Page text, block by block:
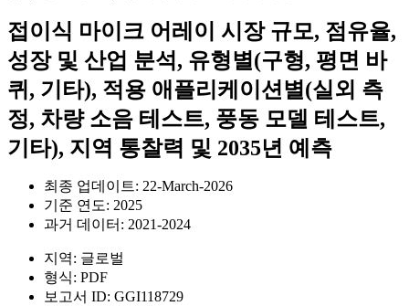
접이식 마이크 어레이 시장 규모, 점유율,
성장 및 산업 분석, 유형별(구형, 평면 바
퀴, 기타), 적용 애플리케이션별(실외 측
정, 차량 소음 테스트, 풍동 모델 테스트,
기타), 지역 통찰력 및 2035년 예측
최종 업데이트: 22-March-2026
기준 연도: 2025
과거 데이터: 2021-2024
지역: 글로벌
형식: PDF
보고서 ID: GGI118729